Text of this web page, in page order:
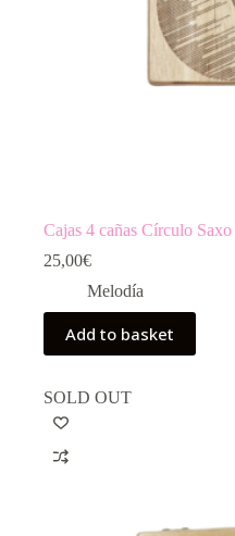
Cajas 4 cañas Círculo Saxo
25,00€
Melodía
Add to basket
SOLD OUT